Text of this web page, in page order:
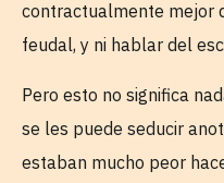
contractualmente mejor
feudal, y ni hablar del
Pero esto no significa
se les puede seducir
estaban mucho peor